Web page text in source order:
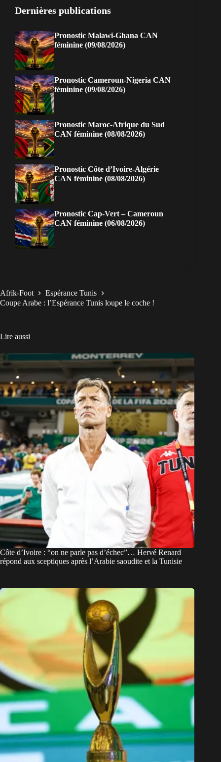
Dernières publications
Pronostic Malawi-Ghana CAN
féminine (09/08/2026)
Pronostic Cameroun-Nigeria CAN
féminine (09/08/2026)
Pronostic Maroc-Afrique du Sud
CAN féminine (08/08/2026)
Pronostic Côte d’Ivoire-Algérie
CAN féminine (08/08/2026)
Pronostic Cap-Vert – Cameroun
CAN féminine (06/08/2026)
Afrik-Foot
Espérance Tunis
Coupe Arabe : l’Espérance Tunis loupe le coche !
Lire aussi
Côte d’Ivoire : “on ne parle pas d’échec”… Hervé Renard
répond aux sceptiques après l’Arabie saoudite et la Tunisie